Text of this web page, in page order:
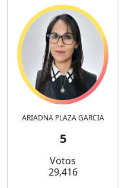
ARIADNA PLAZA GARCIA
5
Votos
29,416